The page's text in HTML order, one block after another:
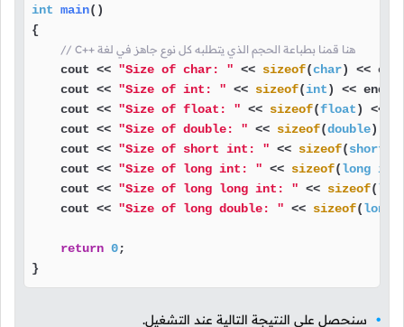
int main()
{
// C++ هنا قمنا بطباعة الحجم الذي يتطلبه كل نوع جاهز في لغة
    cout <<
"Size of char: " << sizeof(char) <<
    cout <<
"Size of int: " << sizeof(int) << endl;
    cout <<
"Size of float: " << sizeof(float) <<
    cout <<
"Size of double: " << sizeof(double)
    cout <<
"Size of short int: " << sizeof(short
    cout <<
"Size of long int: " << sizeof(long int
    cout <<
"Size of long long int: " << sizeof(
    cout <<
"Size of long double: " << sizeof(long
return 0;
}
سنحصل على النتيجة التالية عند التشغيل.